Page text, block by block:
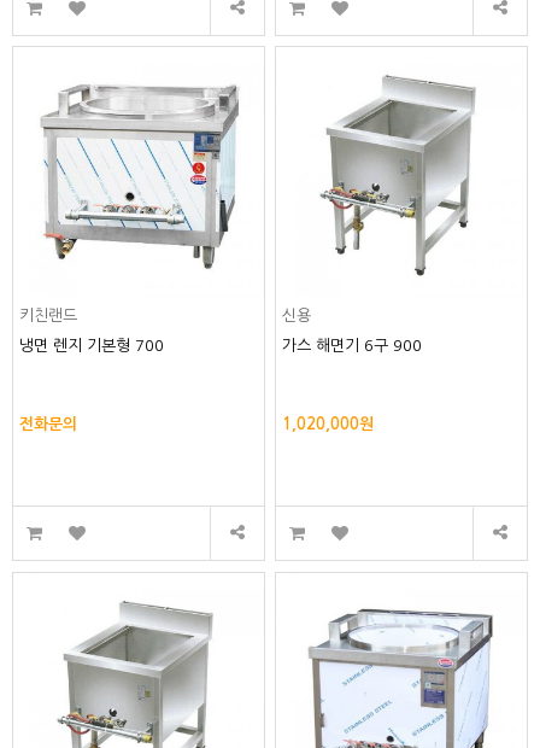
키친랜드
냉면 렌지 기본형 700
전화문의
신용
가스 해면기 6구 900
1,020,000원